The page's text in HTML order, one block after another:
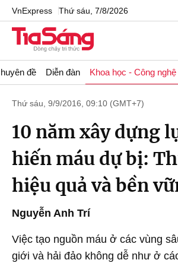
VnExpress Thứ sáu, 7/8/2026
đề Diễn đàn Khoa học - Công nghệ
Thứ sáu, 9/9/2016, 09:10 (GMT+7)
10 năm xây dựng
hiến máu dự bị:
hiệu quả và bền
Nguyễn Anh Trí
Việc tạo nguồn máu ở các vùng
giới và hải đảo không dễ như ở